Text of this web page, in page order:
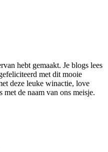
hebt gemaakt. Je blogs lees
met dit mooie
deze leuke winactie, love
de naam van ons meisje.